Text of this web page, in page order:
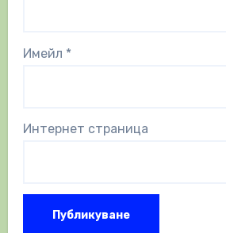
Имейл *
Интернет страница